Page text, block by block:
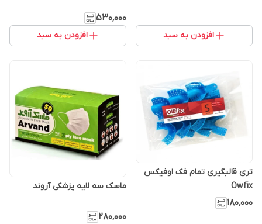
افزودن به سبد
۵۳۰٬۰۰۰
افزودن به سبد
تری قالبگیری تمام فک اوفیکس
Owfix
۱۸۰٬۰۰۰
ماسک سه لایه پزشکی آروند
۲۸۰٬۰۰۰